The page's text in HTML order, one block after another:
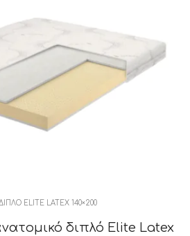
ELITE LATEX 140×200
διπλό Elite Latex